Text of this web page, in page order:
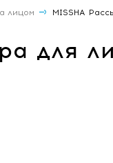
лицом MISSHA
для